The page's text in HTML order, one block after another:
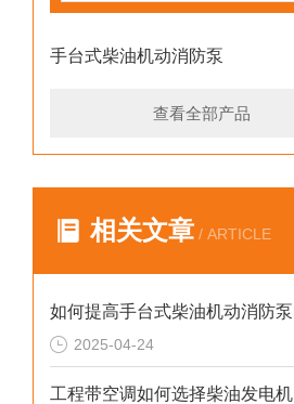
手台式柴油机动消防泵
查看全部产品
相关文章 / ARTICLE
2025-04-24
工程带空调如何选择柴油发电机